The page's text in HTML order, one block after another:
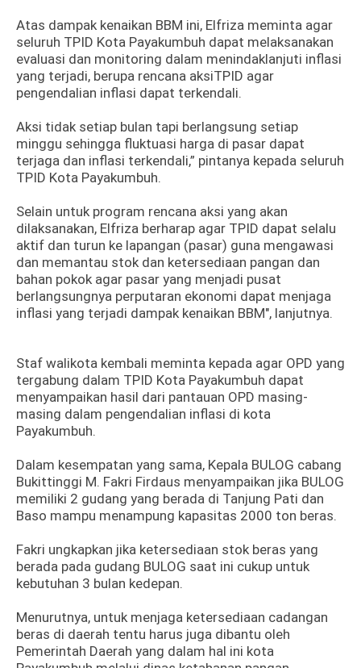
Atas dampak kenaikan BBM ini, Elfriza meminta agar
seluruh TPID Kota Payakumbuh dapat melaksanakan
evaluasi dan monitoring dalam menindaklanjuti inflasi
yang terjadi, berupa rencana aksiTPID agar
pengendalian inflasi dapat terkendali.
Aksi tidak setiap bulan tapi berlangsung setiap
minggu sehingga fluktuasi harga di pasar dapat
terjaga dan inflasi terkendali,” pintanya kepada seluruh
TPID Kota Payakumbuh.
Selain untuk program rencana aksi yang akan
dilaksanakan, Elfriza berharap agar TPID dapat selalu
aktif dan turun ke lapangan (pasar) guna mengawasi
dan memantau stok dan ketersediaan pangan dan
bahan pokok agar pasar yang menjadi pusat
berlangsungnya perputaran ekonomi dapat menjaga
inflasi yang terjadi dampak kenaikan BBM", lanjutnya.
Staf walikota kembali meminta kepada agar OPD yang
tergabung dalam TPID Kota Payakumbuh dapat
menyampaikan hasil dari pantauan OPD masing-
masing dalam pengendalian inflasi di kota
Payakumbuh.
Dalam kesempatan yang sama, Kepala BULOG cabang
Bukittinggi M. Fakri Firdaus menyampaikan jika BULOG
memiliki 2 gudang yang berada di Tanjung Pati dan
Baso mampu menampung kapasitas 2000 ton beras.
Fakri ungkapkan jika ketersediaan stok beras yang
berada pada gudang BULOG saat ini cukup untuk
kebutuhan 3 bulan kedepan.
Menurutnya, untuk menjaga ketersediaan cadangan
beras di daerah tentu harus juga dibantu oleh
Pemerintah Daerah yang dalam hal ini kota